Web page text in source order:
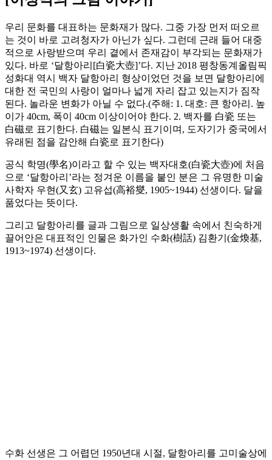
우리 문화를 대표하는 문화재가 많다. 그중 가장 먼저 떠오르
는 것이 바로 고려청자가 아닌가 싶다. 그런데 근래 들어 대중
적으로 사랑받으며 우리 곁에서 존재감이 부각되는 문화재가
있다. 바로 ‘달항아리[白瓷大壺]’다. 지난 2018 평창동계올림픽
성화대 역시 백자 달항아리 형상이었던 것을 보면 달항아리에
대한 전 국민의 사랑이 얼마나 넓게 자리 잡고 있는지가 짐작
된다. 놀라운 변화가 아닐 수 없다.(주해: 1. 대호: 큰 항아리. 높
이가 40cm, 폭이 40cm 이상이어야 한다. 2. 백자를 白瓷 또는
白磁로 표기한다. 白磁는 일본식 표기이며, 도자기가 중국에서
유래된 점을 감안해 白瓷로 표기한다)
공식 학명(學名)이라고 할 수 있는 백자대호(白瓷大壺)에 처음
으로 ‘달항아리’라는 정겨운 이름을 붙인 분은 그 유명한 미술
사학자 우현(又玄) 고유섭(高裕燮, 1905~1944) 선생이다. 달을
품었다는 뜻이다.
그리고 달항아리를 글과 그림으로 일상생활 속에서 친숙하게
끌어안은 대표적인 인물은 화가인 수화(樹話) 김환기(金煥基,
1913~1974) 선생이다.
수화 선생은 그 어렵던 1950년대 시절, 달항아리를 고미술상에